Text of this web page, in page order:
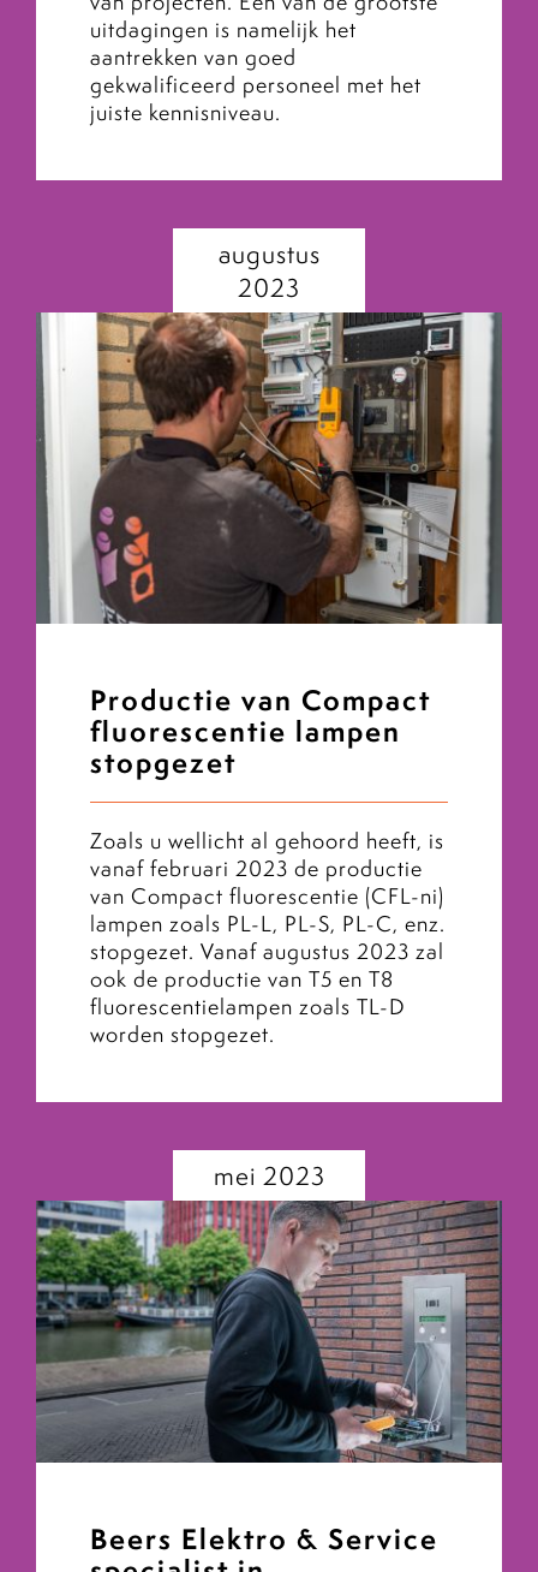
uitdagingen is namelijk het
aantrekken van goed
gekwalificeerd personeel met het
juiste kennisniveau.
augustus
2023
Productie van Compact
fluorescentie lampen
stopgezet
Zoals u wellicht al gehoord heeft, is
vanaf februari 2023 de productie
van Compact fluorescentie (CFL-ni)
lampen zoals PL-L, PL-S, PL-C, enz.
stopgezet. Vanaf augustus 2023 zal
ook de productie van T5 en T8
fluorescentielampen zoals TL-D
worden stopgezet.
mei 2023
Beers Elektro & Service